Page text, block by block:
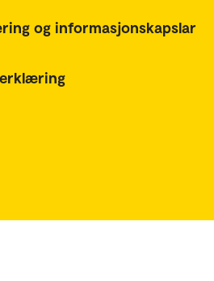
og informasjonskapslar